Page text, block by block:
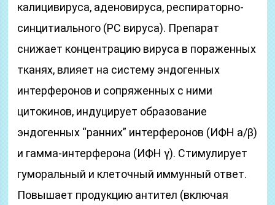
калицивируса, аденовируса, респираторно-
синцитиального (PC вируса). Препарат
снижает концентрацию вируса в пораженных
тканях, влияет на систему эндогенных
интерферонов и сопряженных с ними
цитокинов, индуцирует образование
эндогенных “ранних” интерферонов (ИФН а/β)
и гамма-интерферона (ИФН γ). Стимулирует
гуморальный и клеточный иммунный ответ.
Повышает продукцию антител (включая